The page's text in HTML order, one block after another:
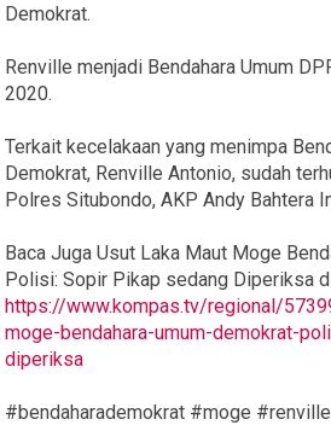
Demokrat.
Renville menjadi Bendahara Umum
2020.
Terkait kecelakaan yang menimpa
Demokrat, Renville Antonio, sudah
Polres Situbondo, AKP Andy Bahtera
Baca Juga Usut Laka Maut Moge
Polisi: Sopir Pikap sedang Diperiksa
https://www.kompas.tv/regional/
moge-bendahara-umum-demokrat-
diperiksa
#bendaharademokrat #moge